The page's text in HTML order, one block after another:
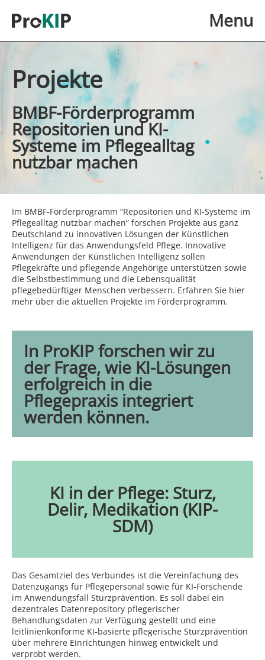
Menu
Projekte
BMBF-Förderprogramm
Repositorien und KI-
Systeme im Pflegealltag
nutzbar machen
Im BMBF-Förderprogramm “Repositorien und KI-Systeme im
Pflegealltag nutzbar machen” forschen Projekte aus ganz
Deutschland zu innovativen Lösungen der Künstlichen
Intelligenz für das Anwendungsfeld Pflege. Innovative
Anwendungen der Künstlichen Intelligenz sollen
Pflegekräfte und pflegende Angehörige unterstützen sowie
die Selbstbestimmung und die Lebensqualität
pflegebedürftiger Menschen verbessern. Erfahren Sie hier
mehr über die aktuellen Projekte im Förderprogramm.
In ProKIP forschen wir zu
der Frage, wie KI-Lösungen
erfolgreich in die
Pflegepraxis integriert
werden können.
KI in der Pflege: Sturz,
Delir, Medikation (KIP-
SDM)
Das Gesamtziel des Verbundes ist die Vereinfachung des
Datenzugangs für Pflegepersonal sowie für KI-Forschende
im Anwendungsfall Sturzprävention. Es soll dabei ein
dezentrales Datenrepository pflegerischer
Behandlungsdaten zur Verfügung gestellt und eine
leitlinienkonforme KI-basierte pflegerische Sturzprävention
über mehrere Einrichtungen hinweg entwickelt und
verprobt werden.